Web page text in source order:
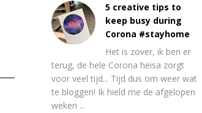
5 creative tips to
keep busy during
Corona #stayhome
Het is zover, ik ben er
terug, de hele Corona heisa zorgt
voor veel tijd... Tijd dus om weer wat
te bloggen! Ik hield me de afgelopen
weken ...